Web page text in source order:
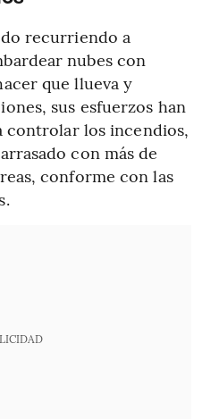
recurriendo a
nubes con
que llueva y
sus esfuerzos han
controlar los incendios,
con más de
conforme con las